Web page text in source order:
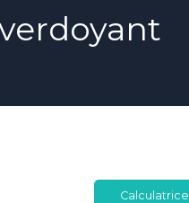
Calculatrice